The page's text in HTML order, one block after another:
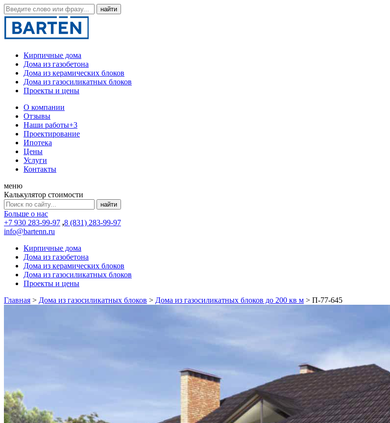
Кирпичные дома
Дома из газобетона
Дома из керамических блоков
Дома из газосиликатных блоков
Проекты и цены
О компании
Отзывы
Наши работы+3
Проектирование
Ипотека
Цены
Услуги
Контакты
меню
Калькулятор стоимости
Больше о нас
+7 930 283-99-97 ,8 (831) 283-99-97
info@bartenn.ru
Кирпичные дома
Дома из газобетона
Дома из керамических блоков
Дома из газосиликатных блоков
Проекты и цены
Главная > Дома из газосиликатных блоков > Дома из газосиликатных блоков до 200 кв м > П-77-645